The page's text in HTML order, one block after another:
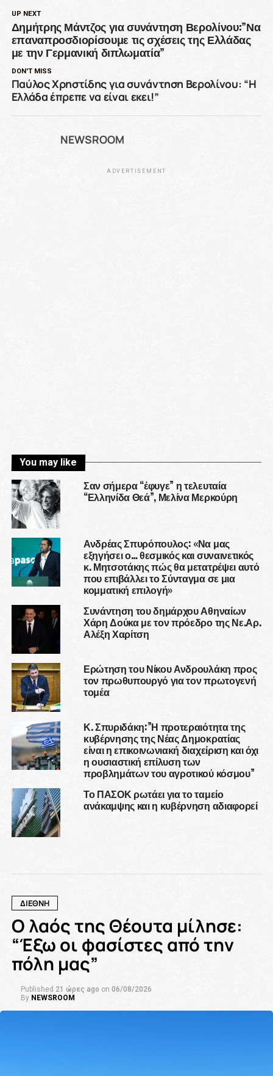
UP NEXT
Δημήτρης Μάντζος για συνάντηση Βερολίνου:”Να
επαναπροσδιορίσουμε τις σχέσεις της Ελλάδας
με την Γερμανική διπλωματία”
DON'T MISS
Παύλος Χρηστίδης για συνάντηση Βερολίνου: “Η
Ελλάδα έπρεπε να είναι εκει!”
NEWSROOM
ADVERTISEMENT
You may like
Σαν σήμερα “έφυγε” η τελευταία
“Ελληνίδα Θεά”, Μελίνα Μερκούρη
Ανδρέας Σπυρόπουλος: «Να μας
εξηγήσει ο… θεσμικός και συναινετικός
κ. Μητσοτάκης πώς θα μετατρέψει αυτό
που επιβάλλει το Σύνταγμα σε μια
κομματική επιλογή»
Συνάντηση του δημάρχου Αθηναίων
Χάρη Δούκα με τον πρόεδρο της Νε.Αρ.
Αλέξη Χαρίτση
Ερώτηση του Νίκου Ανδρουλάκη προς
τον πρωθυπουργό για τον πρωτογενή
τομέα
Κ. Σπυριδάκη:”Η προτεραιότητα της
κυβέρνησης της Νέας Δημοκρατίας
είναι η επικοινωνιακή διαχείριση και όχι
η ουσιαστική επίλυση των
προβλημάτων του αγροτικού κόσμου”
Το ΠΑΣΟΚ ρωτάει για το ταμείο
ανάκαμψης και η κυβέρνηση αδιαφορεί
ΔΙΕΘΝΗ
Ο λαός της Θέουτα μίλησε:
“Έξω οι φασίστες από την
πόλη μας”
Published 21 ώρες ago on 06/08/2026
By NEWSROOM